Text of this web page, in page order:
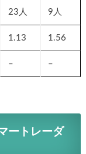
23人 9人
1.13 1.56
– –
ートレーダ